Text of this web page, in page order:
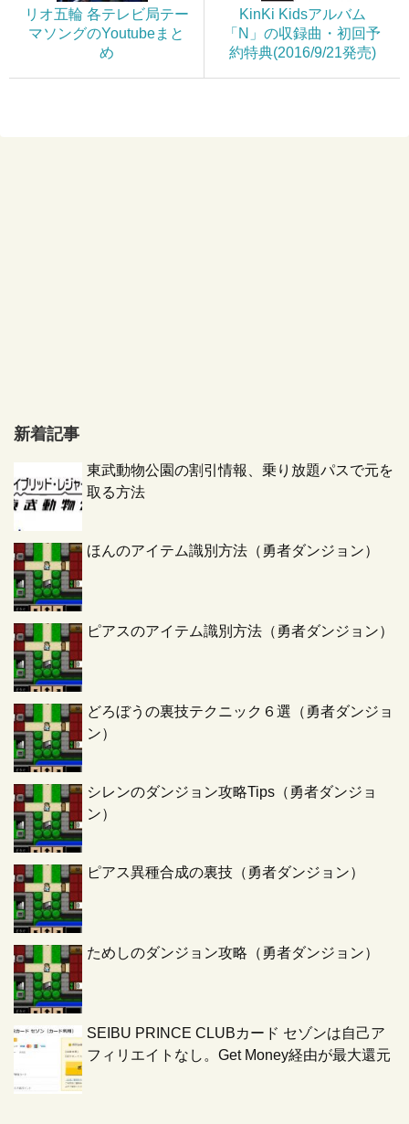
リオ五輪 各テレビ局テー
マソングのYoutubeまと
め
KinKi Kidsアルバム
「N」の収録曲・初回予
約特典(2016/9/21発売)
新着記事
東武動物公園の割引情報、乗り放題パスで元を
取る方法
ほんのアイテム識別方法（勇者ダンジョン）
ピアスのアイテム識別方法（勇者ダンジョン）
どろぼうの裏技テクニック６選（勇者ダンジョ
ン）
シレンのダンジョン攻略Tips（勇者ダンジョ
ン）
ピアス異種合成の裏技（勇者ダンジョン）
ためしのダンジョン攻略（勇者ダンジョン）
SEIBU PRINCE CLUBカード セゾンは自己ア
フィリエイトなし。Get Money経由が最大還元